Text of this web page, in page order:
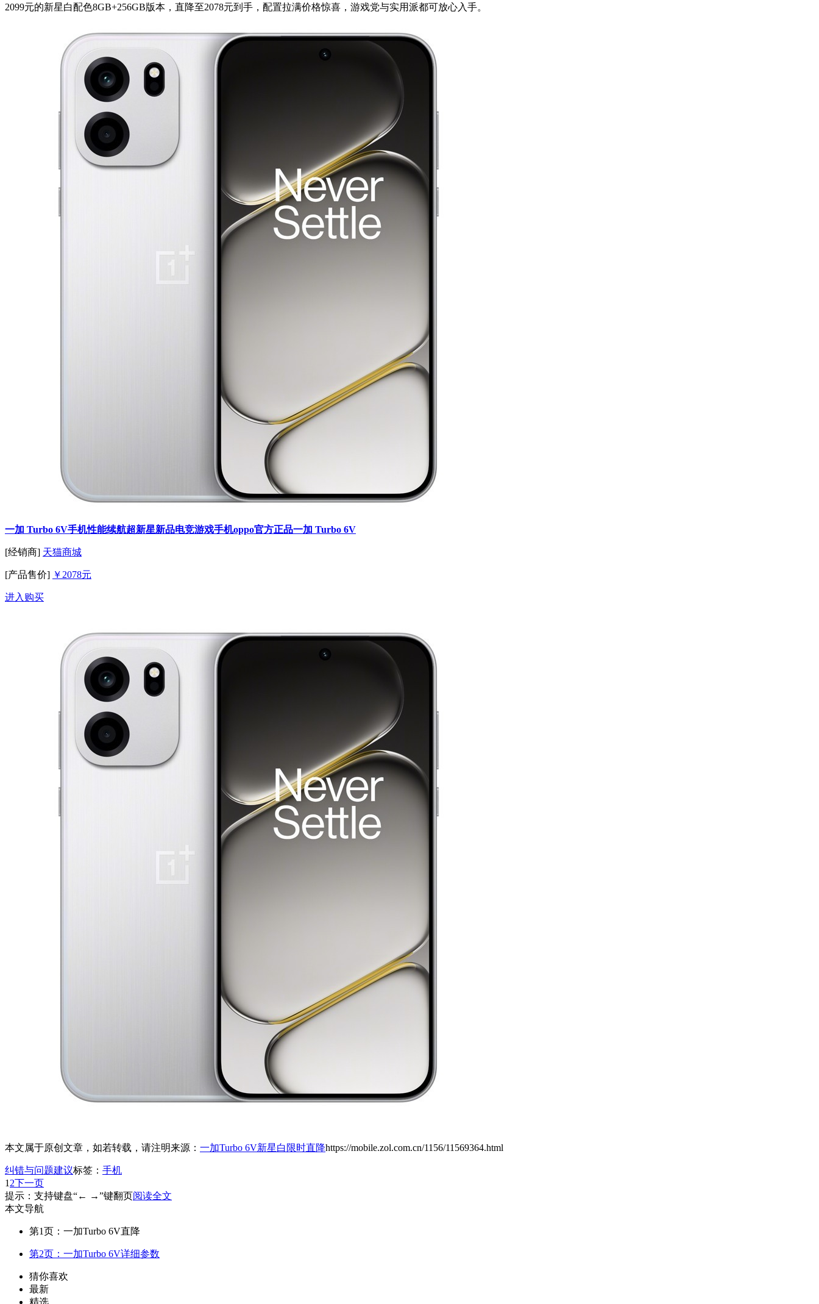
2099元的新星白配色8GB+256GB版本，直降至2078元到手，配置拉满价格惊喜，游戏党与实用派都可放心入手。
一加 Turbo 6V手机性能续航超新星新品电竞游戏手机oppo官方正品一加 Turbo 6V
[经销商] 天猫商城
[产品售价] ￥2078元
进入购买
本文属于原创文章，如若转载，请注明来源： 一加Turbo 6V新星白限时直降https://mobile.zol.com.cn/1156/11569364.html
纠错与问题建议标签： 手机
1 2下一页
提示：支持键盘“← →”键翻页阅读全文
本文导航
第1页：一加Turbo 6V直降
第2页：一加Turbo 6V详细参数
猜你喜欢
最新
精选